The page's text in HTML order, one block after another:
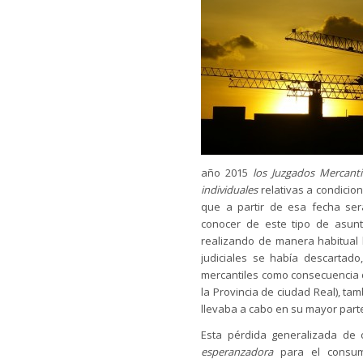
año 2015 los Juzgados
individualesrelativas a
que a partir de esa fecha
conocer de este tipo de
realizando de manera habitual
judiciales se había
mercantiles como
la Provincia de ciudad Real),
llevaba a cabo en su mayor
Esta pérdida generalizada
esperanzadorapara el